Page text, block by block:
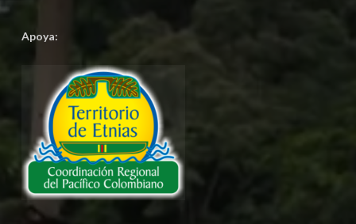
Apoya: